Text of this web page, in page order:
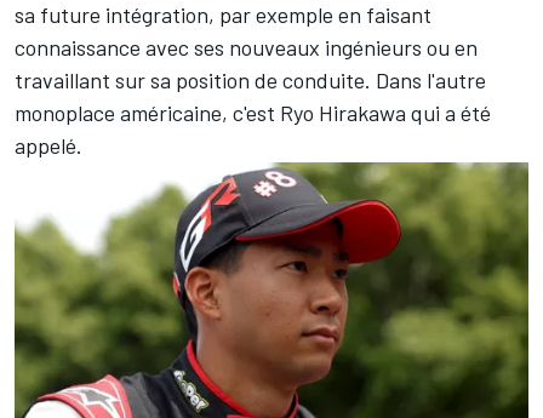
sa future intégration, par exemple en faisant
connaissance avec ses nouveaux ingénieurs ou en
travaillant sur sa position de conduite. Dans l'autre
monoplace américaine, c'est Ryo Hirakawa qui a été
appelé.